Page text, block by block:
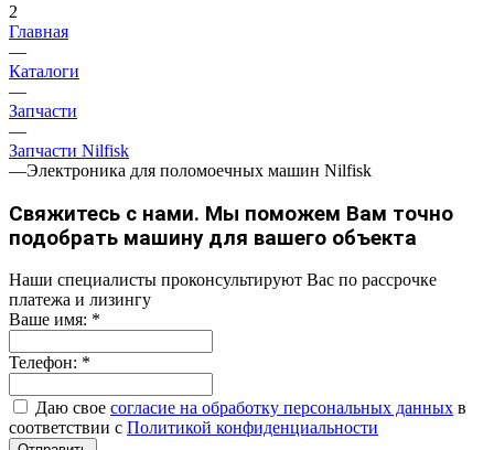
2
Главная
—
Каталоги
—
Запчасти
—
Запчасти Nilfisk
—Электроника для поломоечных машин Nilfisk
Свяжитесь с нами. Мы поможем Вам точно
подобрать машину для вашего объекта
Наши специалисты проконсультируют Вас по рассрочке
платежа и лизингу
Ваше имя: *
Телефон: *
Даю свое согласие на обработку персональных данных в
соответствии с Политикой конфиденциальности